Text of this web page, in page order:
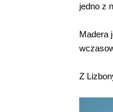
jedno z
Madera
Z